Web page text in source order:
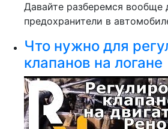
Давайте разберемся вообще
предохранители в
Что нужно для
клапанов на логане